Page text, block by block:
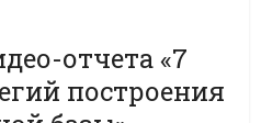
отчета «7
построения